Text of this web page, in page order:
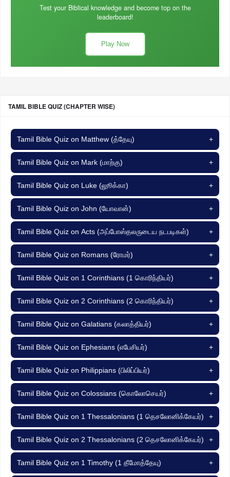
Test your Biblical knowledge and become top on the
leaderboard!
Play Now
TAMIL BIBLE QUIZ (CHAPTER WISE)
Tamil Bible Quiz on Matthew (த்தேயு) +
Tamil Bible Quiz on Mark (மாற்கு) +
Tamil Bible Quiz on Luke (லுூக்கா) +
Tamil Bible Quiz on John (யோவான்) +
Tamil Bible Quiz on Acts (அப்போஸ்தலருடைய நடபடிகள்) +
Tamil Bible Quiz on Romans (ரோமர்) +
Tamil Bible Quiz on 1 Corinthians (1 கொரிந்தியர்) +
Tamil Bible Quiz on 2 Corinthians (2 கொரிந்தியர்) +
Tamil Bible Quiz on Galatians (கலாத்தியர்) +
Tamil Bible Quiz on Ephesians (எபேசியர்) +
Tamil Bible Quiz on Philippians (பிலிப்பியர்) +
Tamil Bible Quiz on Colossians (கொலோசெயர்) +
Tamil Bible Quiz on 1 Thessalonians (1 தெசலோனிக்கேயர்) +
Tamil Bible Quiz on 2 Thessalonians (2 தெசலோனிக்கேயர்) +
Tamil Bible Quiz on 1 Timothy (1 தீமோத்தேயு) +